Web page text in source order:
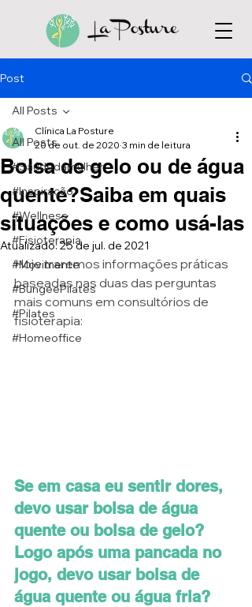
Post
All Posts
#Saúdedamulher
#Inspiração
#Wellness
#Fisioterapia
#Movimente
#BungeePilates
#Pilates
#Homeoffice
All Posts
Bolsa de gelo ou de água
quente?Saiba em quais
situações e como usá-las
Clínica La Posture
20 de out. de 2020 3 min de leitura
Atualizado:25 de jul. de 2021
Hoje traremos informações práticas
baseadas nas duas das perguntas
mais comuns em consultórios de
fisioterapia:
Se em casa eu sentir dores,
devo usar bolsa de água
quente ou bolsa de gelo?
Logo após uma pancada no
jogo, devo usar bolsa de
água quente ou água fria?